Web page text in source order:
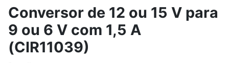
Conversor de 12 ou 15 V para
9 ou 6 V com 1,5 A
(CIR11039)